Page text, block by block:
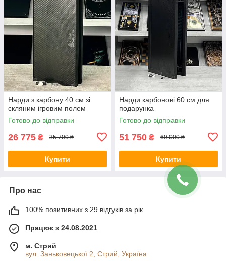
Нарди з карбону 40 см зі
скляним ігровим полем
Готово до відправки
26 775 ₴ 35 700 ₴
Купити
Нарди карбонові 60 см для
подарунка
Готово до відправки
51 750 ₴ 69 000 ₴
Купити
Про нас
100% позитивних з 29 відгуків за рік
Працює з 24.08.2021
м. Стрий
вул. Заньковецької 2, Стрий, Україна